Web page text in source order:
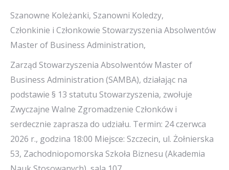
Szanowne Koleżanki, Szanowni Koledzy,
Członkinie i Członkowie Stowarzyszenia Absolwentów
Master of Business Administration,
Zarząd Stowarzyszenia Absolwentów Master of
Business Administration (SAMBA), działając na
podstawie § 13 statutu Stowarzyszenia, zwołuje
Zwyczajne Walne Zgromadzenie Członków i
serdecznie zaprasza do udziału. Termin: 24 czerwca
2026 r., godzina 18:00 Miejsce: Szczecin, ul. Żołnierska
53, Zachodniopomorska Szkoła Biznesu (Akademia